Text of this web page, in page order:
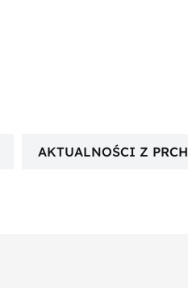
AKTUALNOŚCI Z PRCH